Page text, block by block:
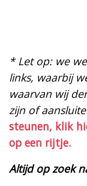
* Let op: we
links, waarbij
waarvan wij
zijn of
steunen, klik
op een rijtje.
Altijd op zoek